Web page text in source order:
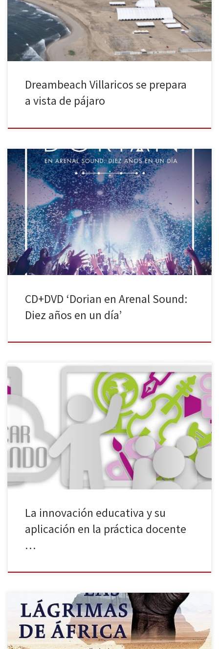
internacionales como 50 Cent, Deadmau5, Laurent Garnier, Richie
Hawtin, Luciano, Die Antwoord, Dimitri Vegas. Esta semana […]
Dreambeach Villaricos se prepara
a vista de pájaro
DORIAN estrenan nuevo vídeo de lo que es su nuevo disco en
directo, el doble CD + DVD titulado Dorian en Arenal Sound: Diez
años en un día, que vio la luz el próximo viernes 1 de julio. El
tema escogido es EL TEMBLOR, una de las canciones más queridas
por […]
CD+DVD ‘Dorian en Arenal Sound:
Diez años en un día’
La necesidad de promover el aprendizaje personalizado,
fomentar el pensamiento computacional en las aulas o aspirar a la
innovación en la escuela para incitar a la comunidad educativa a la
acción con algunos de los temas de gran interés que
protagonizarán las conferencias que los docentes podrán
escuchar en SIMO […]
La innovación educativa y su
aplicación en la práctica docente
…
Nos complace anunciaros que #ConUnPack Distribución estrenará
en salas de cine y pases bajo demanda el 8 de septiembre el